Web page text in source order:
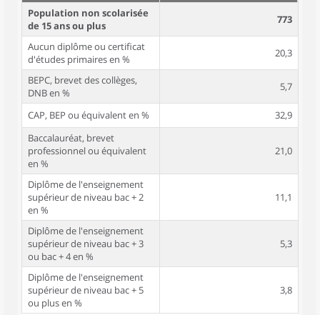
Population non scolarisée
de 15 ans ou plus
773
Aucun diplôme ou certificat
d'études primaires en %
20,3
BEPC, brevet des collèges,
DNB en %
5,7
CAP, BEP ou équivalent en %
32,9
Baccalauréat, brevet
professionnel ou équivalent
en %
21,0
Diplôme de l'enseignement
supérieur de niveau bac + 2
en %
11,1
Diplôme de l'enseignement
supérieur de niveau bac + 3
ou bac + 4 en %
5,3
Diplôme de l'enseignement
supérieur de niveau bac + 5
ou plus en %
3,8